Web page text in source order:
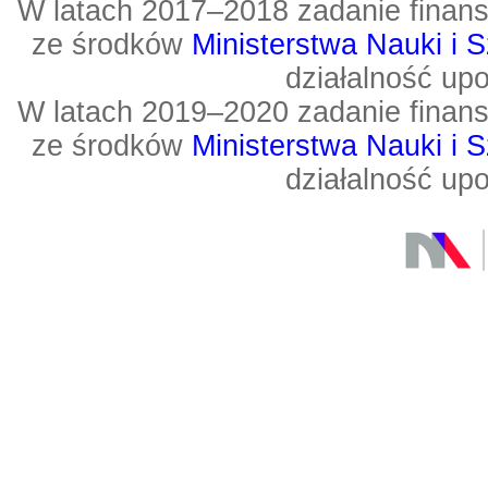
W latach 2017–2018 zadanie
ze środków Ministerstwa Nauki i
działalność
W latach 2019–2020 zadanie
ze środków Ministerstwa Nauki i
działalność